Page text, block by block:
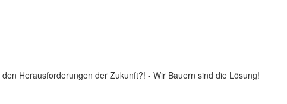
Herausforderungen der Zukunft?! - Wir Bauern sind die Lösung!